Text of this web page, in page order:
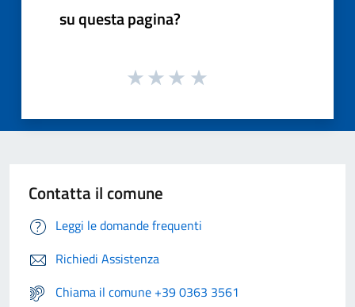
su questa pagina?
Contatta il comune
Leggi le domande frequenti
Richiedi Assistenza
Chiama il comune +39 0363 3561